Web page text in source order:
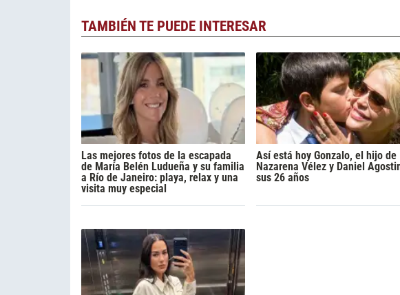
TAMBIÉN TE PUEDE INTERESAR
Las mejores fotos de la escapada
de María Belén Ludueña y su familia
a Río de Janeiro: playa, relax y una
visita muy especial
Así está hoy Gonzalo, el hijo de
Nazarena Vélez y Daniel
sus 26 años